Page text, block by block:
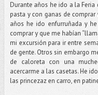
Durante años he ido a la
pasta y con ganas de
años he ido enfurruñada y
comprar y que me habían
mi excursión para ir entre
de gente. Otros sin embargo
de caloreta con una
acercarme a las casetas. He
las princezaz en carro, en